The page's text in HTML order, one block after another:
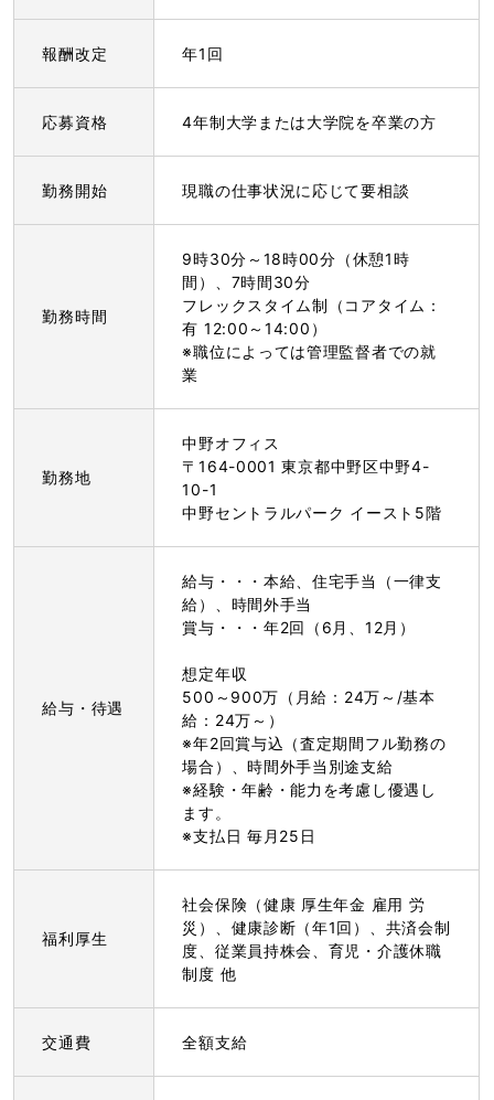
報酬改定 年1回
応募資格 4年制大学または大学院を卒業の方
勤務開始 現職の仕事状況に応じて要相談
勤務時間
9時30分～18時00分（休憩1時
間）、7時間30分
フレックスタイム制（コアタイム：
有 12:00～14:00）
※職位によっては管理監督者での就
業
勤務地
中野オフィス
〒164-0001 東京都中野区中野4-
10-1
中野セントラルパーク イースト5階
給与・待遇
給与・・・本給、住宅手当（一律支
給）、時間外手当
賞与・・・年2回（6月、12月）
想定年収
500～900万（月給：24万～/基本
給：24万～）
※年2回賞与込（査定期間フル勤務の
場合）、時間外手当別途支給
※経験・年齢・能力を考慮し優遇し
ます。
※支払日 毎月25日
福利厚生
社会保険（健康 厚生年金 雇用 労
災）、健康診断（年1回）、共済会制
度、従業員持株会、育児・介護休職
制度 他
交通費 全額支給